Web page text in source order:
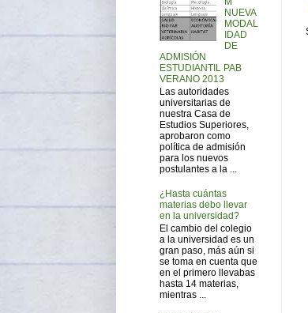
NUEVA
MODAL
IDAD
DE
ADMISIÓN
ESTUDIANTIL PAB
VERANO 2013
Las autoridades
universitarias de
nuestra Casa de
Estudios Superiores,
aprobaron como
política de admisión
para los nuevos
postulantes a la ...
¿Hasta cuántas
materias debo llevar
en la universidad?
El cambio del colegio
a la universidad es un
gran paso, más aún si
se toma en cuenta que
en el primero llevabas
hasta 14 materias,
mientras ...